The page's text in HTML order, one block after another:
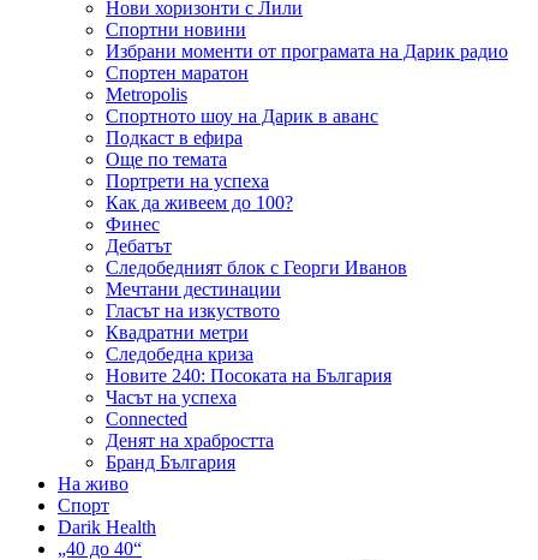
Нови хоризонти с Лили
Спортни новини
Избрани моменти от програмата на Дарик радио
Спортен маратон
Metropolis
Спортното шоу на Дарик в аванс
Подкаст в ефира
Още по темата
Портрети на успеха
Как да живеем до 100?
Финес
Дебатът
Следобедният блок с Георги Иванов
Мечтани дестинации
Гласът на изкуството
Квадратни метри
Следобедна криза
Новите 240: Посоката на България
Часът на успеха
Connected
Денят на храбростта
Бранд България
На живо
Спорт
Darik Health
„40 до 40“